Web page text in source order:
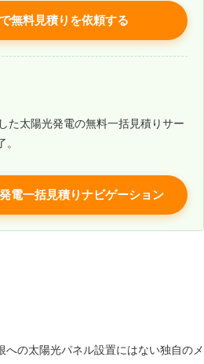
無料見積りを依頼する
た太陽光発電の無料一括見積りサー
電一括見積りナビゲーション
への太陽光パネル設置にはない独自のメ